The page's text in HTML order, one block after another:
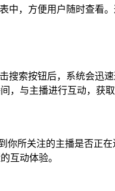
中，方便用户随时查看
搜索按钮后，系统会迅
，与主播进行互动，获取
你所关注的主播是否正
互动体验。